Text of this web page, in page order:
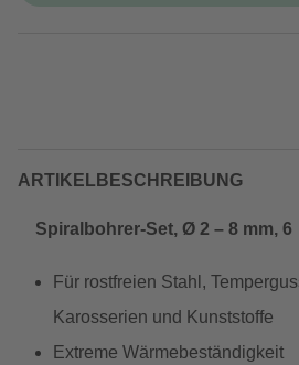
ARTIKELBESCHREIBUNG
Spiralbohrer-Set, Ø 2 – 8 mm, 6
Für rostfreien Stahl,
Karosserien und Kunststoffe
Extreme Wärmebeständigkeit